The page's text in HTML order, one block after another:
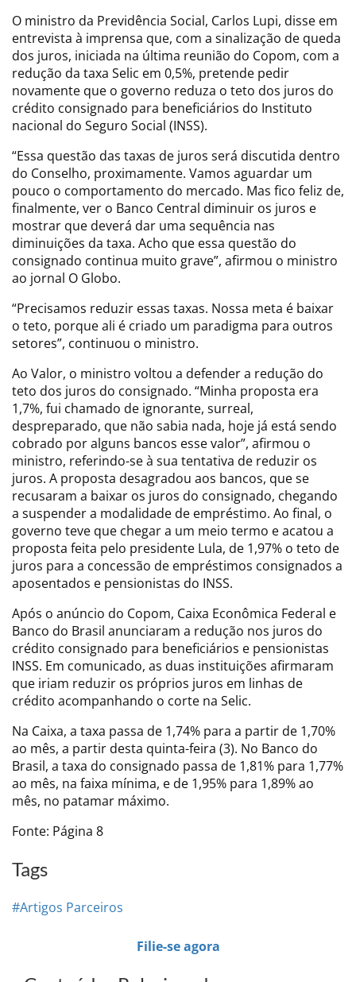
O ministro da Previdência Social, Carlos Lupi, disse em
entrevista à imprensa que, com a sinalização de queda
dos juros, iniciada na última reunião do Copom, com a
redução da taxa Selic em 0,5%, pretende pedir
novamente que o governo reduza o teto dos juros do
crédito consignado para beneficiários do Instituto
nacional do Seguro Social (INSS).
“Essa questão das taxas de juros será discutida dentro
do Conselho, proximamente. Vamos aguardar um
pouco o comportamento do mercado. Mas fico feliz de,
finalmente, ver o Banco Central diminuir os juros e
mostrar que deverá dar uma sequência nas
diminuições da taxa. Acho que essa questão do
consignado continua muito grave”, afirmou o ministro
ao jornal O Globo.
“Precisamos reduzir essas taxas. Nossa meta é baixar
o teto, porque ali é criado um paradigma para outros
setores”, continuou o ministro.
Ao Valor, o ministro voltou a defender a redução do
teto dos juros do consignado. “Minha proposta era
1,7%, fui chamado de ignorante, surreal,
despreparado, que não sabia nada, hoje já está sendo
cobrado por alguns bancos esse valor”, afirmou o
ministro, referindo-se à sua tentativa de reduzir os
juros. A proposta desagradou aos bancos, que se
recusaram a baixar os juros do consignado, chegando
a suspender a modalidade de empréstimo. Ao final, o
governo teve que chegar a um meio termo e acatou a
proposta feita pelo presidente Lula, de 1,97% o teto de
juros para a concessão de empréstimos consignados a
aposentados e pensionistas do INSS.
Após o anúncio do Copom, Caixa Econômica Federal e
Banco do Brasil anunciaram a redução nos juros do
crédito consignado para beneficiários e pensionistas
INSS. Em comunicado, as duas instituições afirmaram
que iriam reduzir os próprios juros em linhas de
crédito acompanhando o corte na Selic.
Na Caixa, a taxa passa de 1,74% para a partir de 1,70%
ao mês, a partir desta quinta-feira (3). No Banco do
Brasil, a taxa do consignado passa de 1,81% para 1,77%
ao mês, na faixa mínima, e de 1,95% para 1,89% ao
mês, no patamar máximo.
Fonte: Página 8
Tags
#Artigos Parceiros
Filie-se agora